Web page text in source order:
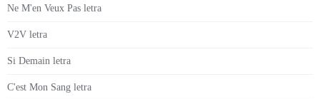
Ne M'en Veux Pas letra
V2V letra
Si Demain letra
C'est Mon Sang letra